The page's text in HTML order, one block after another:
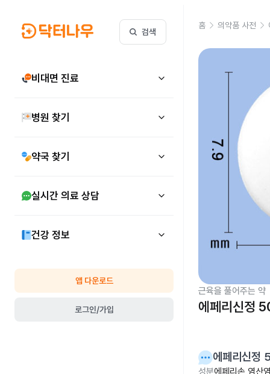
검색
비대면 진료
병원 찾기
약국 찾기
실시간 의료 상담
건강 정보
앱 다운로드
로그인/가입
홈 의약품 사전
근육을 풀어주는 약
에페리신정
에페리신정
성분에페리손 염산